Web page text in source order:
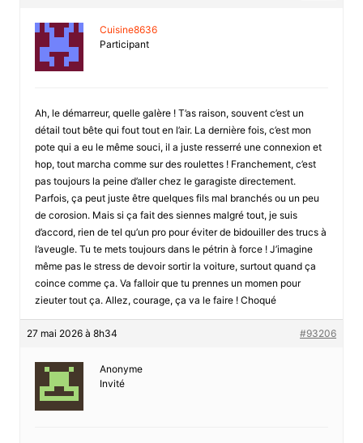
Cuisine8636
Participant
Ah, le démarreur, quelle galère ! T’as raison, souvent c’est un
détail tout bête qui fout tout en l’air. La dernière fois, c’est mon
pote qui a eu le même souci, il a juste resserré une connexion et
hop, tout marcha comme sur des roulettes ! Franchement, c’est
pas toujours la peine d’aller chez le garagiste directement.
Parfois, ça peut juste être quelques fils mal branchés ou un peu
de corosion. Mais si ça fait des siennes malgré tout, je suis
d’accord, rien de tel qu’un pro pour éviter de bidouiller des trucs à
l’aveugle. Tu te mets toujours dans le pétrin à force ! J’imagine
même pas le stress de devoir sortir la voiture, surtout quand ça
coince comme ça. Va falloir que tu prennes un momen pour
zieuter tout ça. Allez, courage, ça va le faire ! Choqué
27 mai 2026 à 8h34 #93206
Anonyme
Invité